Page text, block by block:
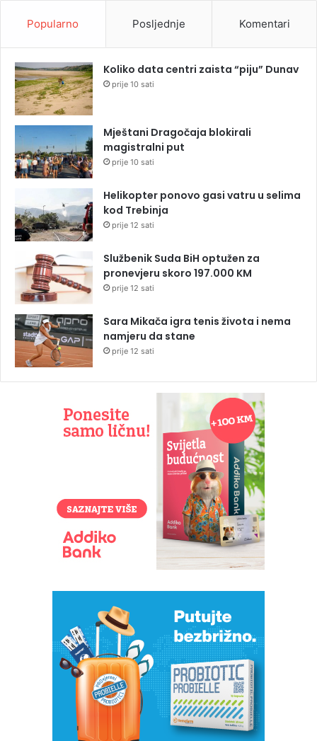
Popularno Posljednje Komentari
Koliko data centri zaista “piju” Dunav
prije 10 sati
Mještani Dragočaja blokirali
magistralni put
prije 10 sati
Helikopter ponovo gasi vatru u selima
kod Trebinja
prije 12 sati
Službenik Suda BiH optužen za
pronevjeru skoro 197.000 KM
prije 12 sati
Sara Mikača igra tenis života i nema
namjeru da stane
prije 12 sati